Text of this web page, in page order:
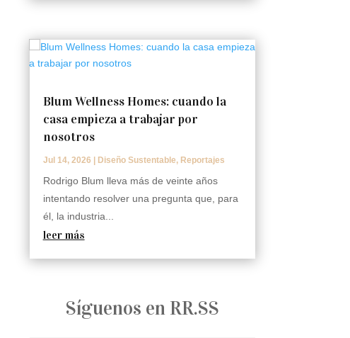
Blum Wellness Homes: cuando la
casa empieza a trabajar por
nosotros
Jul 14, 2026 | Diseño Sustentable, Reportajes
Rodrigo Blum lleva más de veinte años
intentando resolver una pregunta que, para
él, la industria...
leer más
Síguenos en RR.SS